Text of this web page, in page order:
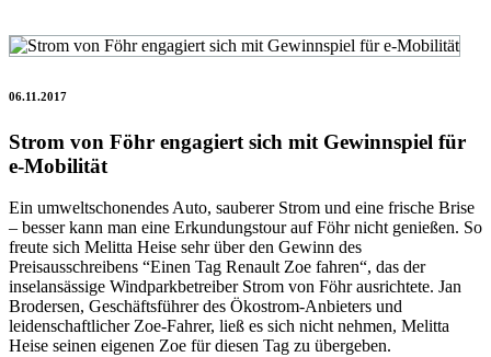
06.11.2017
Strom von Föhr engagiert sich mit Gewinnspiel für
e-Mobilität
Ein umweltschonendes Auto, sauberer Strom und eine frische Brise
– besser kann man eine Erkundungstour auf Föhr nicht genießen. So
freute sich Melitta Heise sehr über den Gewinn des
Preisausschreibens “Einen Tag Renault Zoe fahren“, das der
inselansässige Windparkbetreiber Strom von Föhr ausrichtete. Jan
Brodersen, Geschäftsführer des Ökostrom-Anbieters und
leidenschaftlicher Zoe-Fahrer, ließ es sich nicht nehmen, Melitta
Heise seinen eigenen Zoe für diesen Tag zu übergeben.